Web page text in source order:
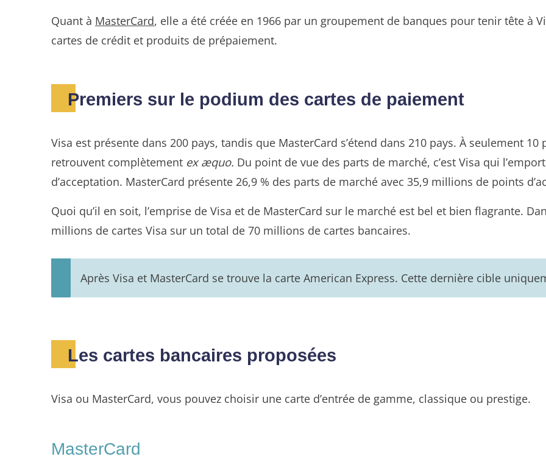
Quant à MasterCard, elle a été créée en 1966 par un groupement de banques pour tenir tête à
cartes de crédit et produits de prépaiement.
Premiers sur le podium des cartes de paiement
Visa est présente dans 200 pays, tandis que MasterCard s’étend dans 210 pays. À seulement
retrouvent complètement ex æquo. Du point de vue des parts de marché, c’est Visa qui
d’acceptation. MasterCard présente 26,9 % des parts de marché avec 35,9 millions de points
Quoi qu’il en soit, l’emprise de Visa et de MasterCard sur le marché est bel et bien flagrante.
millions de cartes Visa sur un total de 70 millions de cartes bancaires.
Après Visa et MasterCard se trouve la carte American Express. Cette dernière cible
Les cartes bancaires proposées
Visa ou MasterCard, vous pouvez choisir une carte d’entrée de gamme, classique ou prestige.
MasterCard